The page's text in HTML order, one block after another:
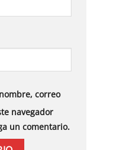
correo
navegador
un comentario.